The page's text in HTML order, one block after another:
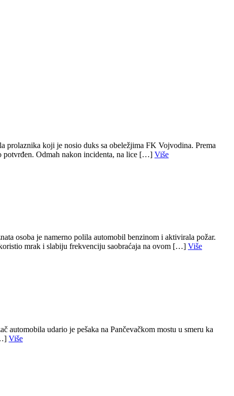
prolaznika koji je nosio duks sa obeležjima FK Vojvodina. Prema
potvrđen. Odmah nakon incidenta, na lice […] Više
osoba je namerno polila automobil benzinom i aktivirala požar.
mrak i slabiju frekvenciju saobraćaja na ovom […] Više
automobila udario je pešaka na Pančevačkom mostu u smeru ka
Više